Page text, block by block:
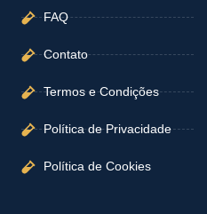
FAQ
Contato
Termos e Condições
Política de Privacidade
Política de Cookies